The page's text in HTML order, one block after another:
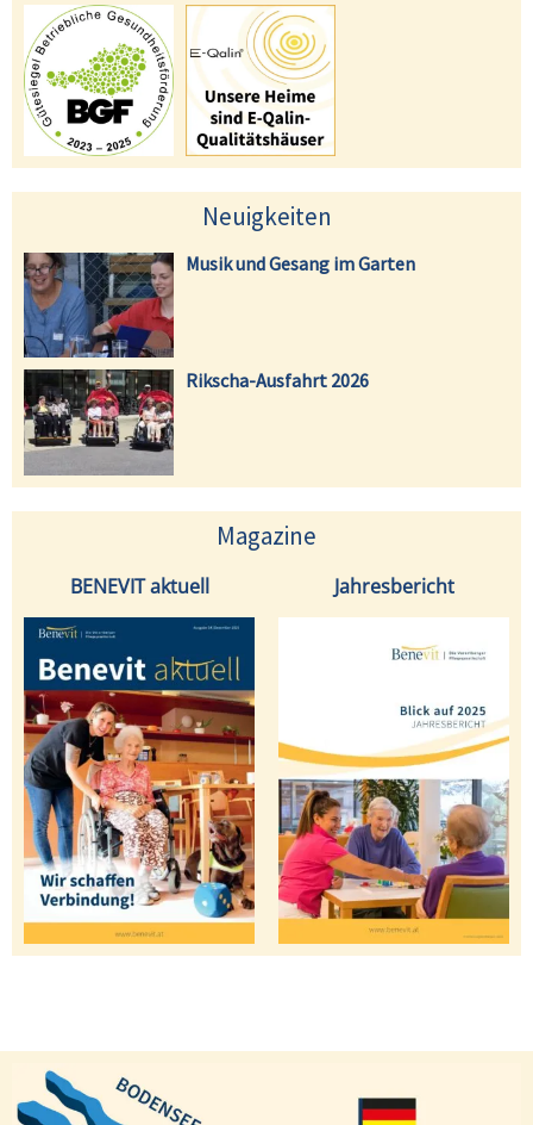
Neuigkeiten
Musik und Gesang im Garten
Rikscha-Ausfahrt 2026
Magazine
BENEVIT aktuell Jahresbericht